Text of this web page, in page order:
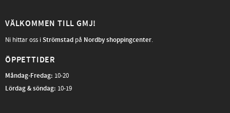
VÄLKOMMEN TILL GMJ!
Ni hittar oss iStrömstad på Nordby shoppingcenter.
ÖPPETTIDER
Måndag-Fredag: 10-20
Lördag & söndag: 10-19